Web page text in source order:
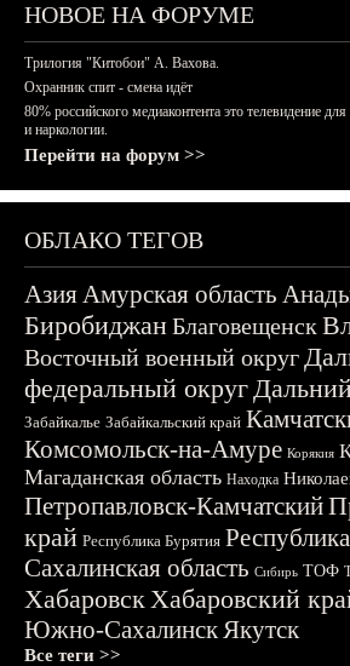
НОВОЕ НА ФОРУМЕ
Трилогия "Китобои" А. Вахова.
Охранник спит - смена идёт
80% российского медиаконтента это телевидение
и наркологии.
Перейти на форум >>
ОБЛАКО ТЕГОВ
АзияАмурская область
БиробиджанБлаговещенск
Восточный военный округ
федеральный округ
Забайкалье Забайкальский край
Комсомольск-на-Амуре Корякия
Магаданская область Находка
Петропавловск-Камчатский
край Республика Бурятия
Сахалинская область Сибирь ТОФ
ХабаровскХабаровский
Южно-СахалинскЯкутск
Все теги >>